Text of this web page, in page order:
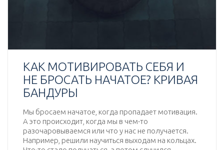
КАК МОТИВИРОВАТЬ СЕБЯ И
НЕ БРОСАТЬ НАЧАТОЕ? КРИВАЯ
БАНДУРЫ
Мы бросаем начатое, когда пропадает мотивация.
А это происходит, когда мы в чем-то
разочаровываемся или что у нас не получается.
Например, решили научиться выходам на кольцах.